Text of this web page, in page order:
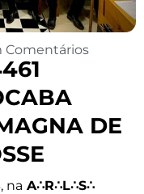
Comentários
DE
na A∴R∴L∴S∴